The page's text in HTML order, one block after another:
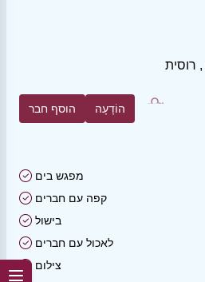
, רוסית
הוסף חבר הוֹדָעָה
מפגש בים
קפה עם חברים
בישול
לאכול עם חברים
צילום